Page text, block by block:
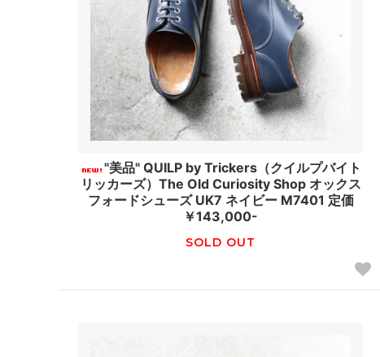
"美品" QUILP by Trickers（クイルプバイト
リッカーズ）The Old Curiosity Shop オックス
フォードシューズ UK7 ネイビー M7401 定価
￥143,000-
SOLD OUT